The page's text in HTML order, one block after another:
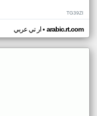
TG39ZI
ار تي عربي• arabic.rt.com